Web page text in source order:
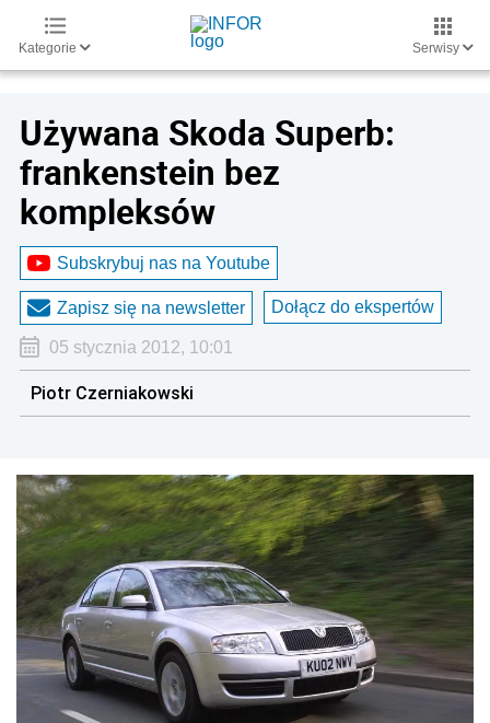
Kategorie Serwisy
Używana Skoda Superb:
frankenstein bez
kompleksów
Subskrybuj nas na Youtube
Zapisz się na newsletter Dołącz do ekspertów
05 stycznia 2012, 10:01
Piotr Czerniakowski